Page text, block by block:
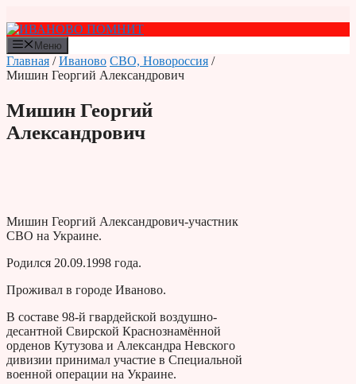
к
содержимому
Меню
Главная /Иваново СВО, Новороссия /
Мишин Георгий Александрович
Мишин Георгий
Александрович
Мишин Георгий Александрович-участник
СВО на Украине.
Родился 20.09.1998 года.
Проживал в городе Иваново.
В составе 98-й гвардейской воздушно-
десантной Свирской Краснознамённой
орденов Кутузова и Александра Невского
дивизии принимал участие в Специальной
военной операции на Украине.